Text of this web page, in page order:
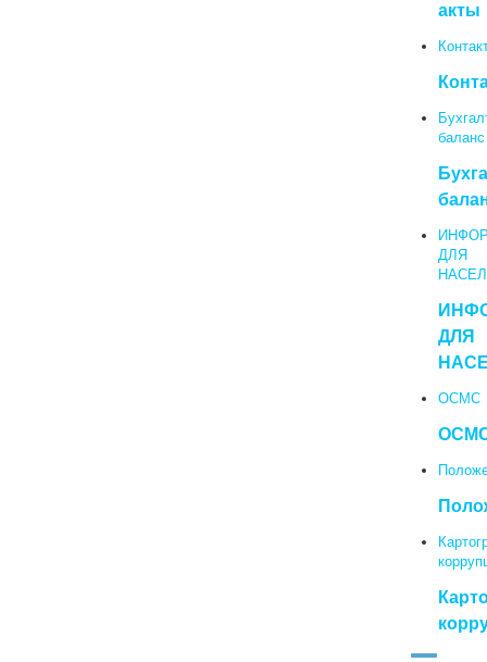
акты
баланс
ДЛЯ
ДЛЯ
ОСМС